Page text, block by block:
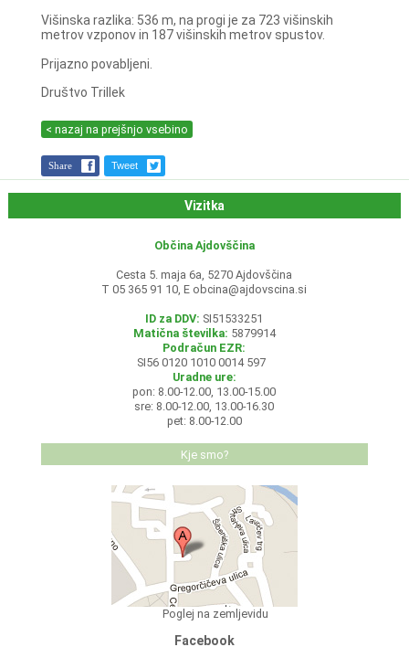
Višinska razlika: 536 m, na progi je za 723 višinskih
metrov vzponov in 187 višinskih metrov spustov.
Prijazno povabljeni.
Društvo Trillek
< nazaj na prejšnjo vsebino
Share Tweet
Vizitka
Občina Ajdovščina
Cesta 5. maja 6a, 5270 Ajdovščina
T 05 365 91 10, E obcina@ajdovscina.si
ID za DDV: SI51533251
Matična številka: 5879914
Podračun EZR:
SI56 0120 1010 0014 597
Uradne ure:
pon: 8.00-12.00, 13.00-15.00
sre: 8.00-12.00, 13.00-16.30
pet: 8.00-12.00
Kje smo?
Poglej na zemljevidu
Facebook